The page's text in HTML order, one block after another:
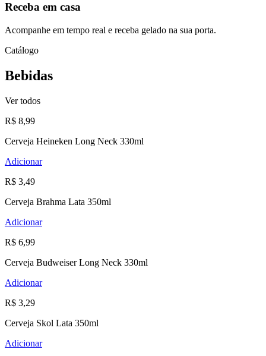
Receba em casa
Acompanhe em tempo real e receba gelado na sua porta.
Catálogo
Bebidas
Ver todos
R$ 8,99
Cerveja Heineken Long Neck 330ml
Adicionar
R$ 3,49
Cerveja Brahma Lata 350ml
Adicionar
R$ 6,99
Cerveja Budweiser Long Neck 330ml
Adicionar
R$ 3,29
Cerveja Skol Lata 350ml
Adicionar